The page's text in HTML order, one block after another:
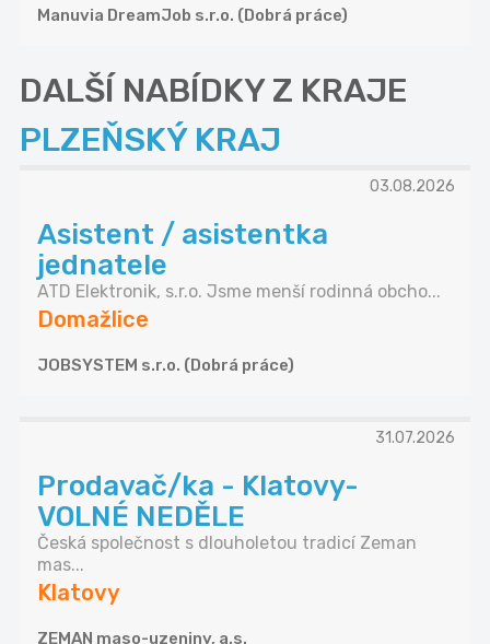
Manuvia DreamJob s.r.o. (Dobrá práce)
DALŠÍ NABÍDKY Z KRAJE
PLZEŇSKÝ KRAJ
03.08.2026
Asistent / asistentka
jednatele
ATD Elektronik, s.r.o. Jsme menší rodinná obcho...
Domažlice
JOBSYSTEM s.r.o. (Dobrá práce)
31.07.2026
Prodavač/ka - Klatovy-
VOLNÉ NEDĚLE
Česká společnost s dlouholetou tradicí Zeman
mas...
Klatovy
ZEMAN maso-uzeniny, a.s.